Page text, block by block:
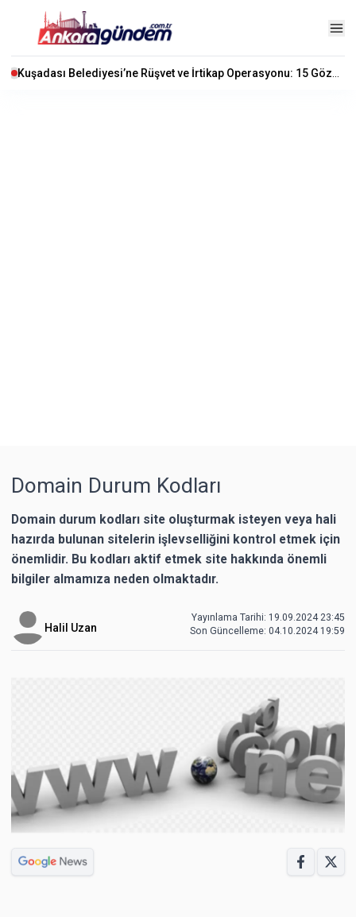
Domain Durum Kodları
Domain durum kodları site oluşturmak isteyen veya hali
hazırda bulunan sitelerin işlevselliğini kontrol etmek için
önemlidir. Bu kodları aktif etmek site hakkında önemli
bilgiler almamıza neden olmaktadır.
Halil Uzan
Yayınlama Tarihi: 19.09.2024 23:45
Son Güncelleme: 04.10.2024 19:59